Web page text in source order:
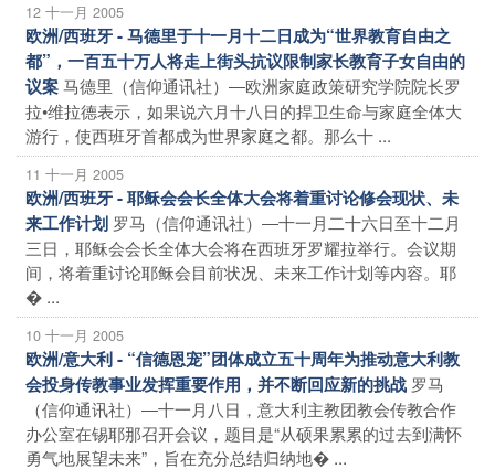
12 十一月 2005
欧洲/西班牙 - 马德里于十一月十二日成为“世界教育自由之
都”，一百五十万人将走上街头抗议限制家长教育子女自由的
议案马德里（信仰通讯社）―欧洲家庭政策研究学院院长罗
拉•维拉德表示，如果说六月十八日的捍卫生命与家庭全体大
游行，使西班牙首都成为世界家庭之都。那么十 ...
11 十一月 2005
欧洲/西班牙 - 耶稣会会长全体大会将着重讨论修会现状、未
来工作计划 罗马（信仰通讯社）―十一月二十六日至十二月
三日，耶稣会会长全体大会将在西班牙罗耀拉举行。会议期
间，将着重讨论耶稣会目前状况、未来工作计划等内容。耶
� ...
10 十一月 2005
欧洲/意大利 - “信德恩宠”团体成立五十周年为推动意大利教
会投身传教事业发挥重要作用，并不断回应新的挑战 罗马
（信仰通讯社）―十一月八日，意大利主教团教会传教合作
办公室在锡耶那召开会议，题目是“从硕果累累的过去到满怀
勇气地展望未来”，旨在充分总结归纳地� ...